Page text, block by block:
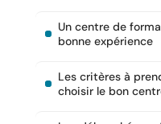
Un centre de
bonne expérience
Les critères à
choisir le bon